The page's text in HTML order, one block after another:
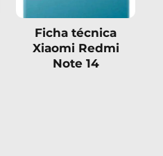
Ficha técnica
Xiaomi Redmi
Note 14